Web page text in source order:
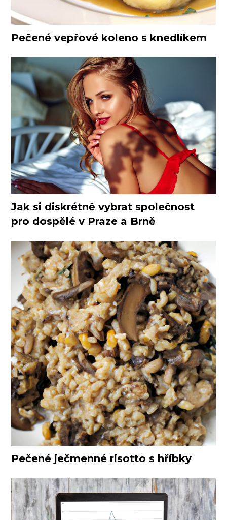
Pečené vepřové koleno s knedlíkem
Jak si diskrétně vybrat společnost
pro dospělé v Praze a Brně
Pečené ječmenné risotto s hříbky